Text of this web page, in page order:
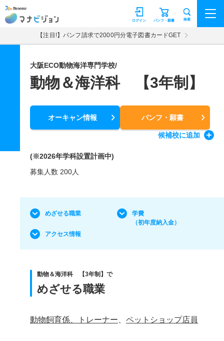
マナビジョン パンフ・願書
ログイン 検索
【注目!】パンフ請求で2000円分電子図書カードGET
大阪ECO動物海洋専門学校/
動物＆海洋科 【3年制】
オーキャン情報 パンフ・願書
候補校に追加
(※2026年学科設置計画中)
募集人数 200人
めざせる職業
学費
（初年度納入金）
アクセス情報
動物＆海洋科 【3年制】で
めざせる職業
動物飼育係、トレーナー ペットショップ店員